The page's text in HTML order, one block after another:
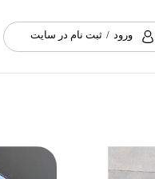
ورود / ثبت نام در سایت
خروج از حساب کاربری